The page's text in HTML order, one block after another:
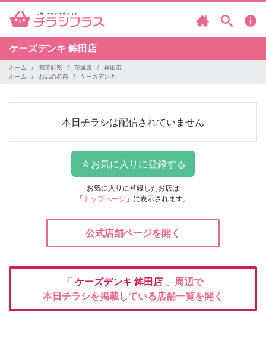
ケーズデンキ 鉾田店
ホーム 都道府県 茨城県
鉾田市
ホーム
お店の名前 ケーズデンキ
本日チラシは配信されていません
お気に入りに登録したお店は
「 トップページ 」に表示されます。
公式店舗ページを開く
「 ケーズデンキ 鉾田店 」周辺で
本日チラシを掲載している店舗一覧を開く